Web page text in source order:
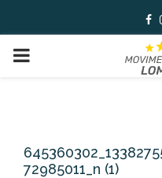
PRIMARY
72985011_n (1)